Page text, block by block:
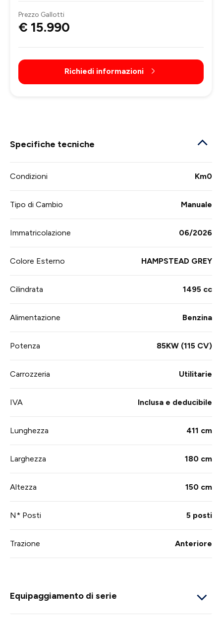
Prezzo Gallotti
€ 15.990
Richiedi informazioni
Specifiche tecniche
Condizioni Km0
Tipo di Cambio Manuale
Immatricolazione 06/2026
Colore Esterno HAMPSTEAD GREY
Cilindrata 1495 cc
Alimentazione Benzina
Potenza 85KW (115 CV)
Carrozzeria Utilitarie
IVA Inclusa e deducibile
Lunghezza 411 cm
Larghezza 180 cm
Altezza 150 cm
N* Posti 5 posti
Trazione Anteriore
Equipaggiamento di serie